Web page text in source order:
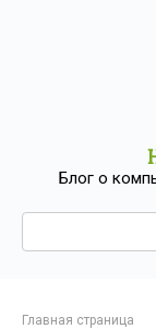
Блог о
Главная страница